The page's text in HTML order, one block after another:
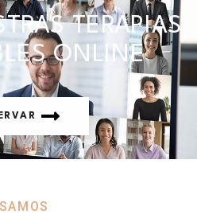
TERAPIAS
ONLINE